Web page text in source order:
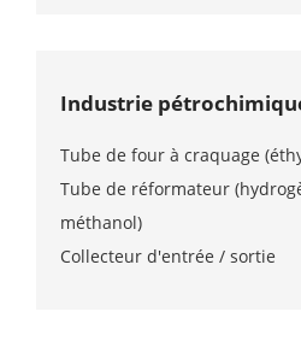
Industrie
Tube de four à craquage
Tube de réformateur
méthanol)
Collecteur d'entrée / sortie